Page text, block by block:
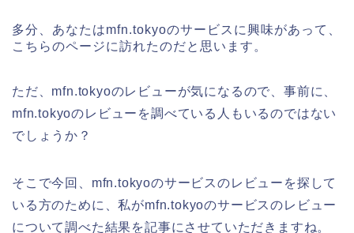
多分、あなたはmfn.tokyoのサービスに興味があって、
こちらのページに訪れたのだと思います。
ただ、mfn.tokyoのレビューが気になるので、事前に、
mfn.tokyoのレビューを調べている人もいるのではない
でしょうか？
そこで今回、mfn.tokyoのサービスのレビューを探して
いる方のために、私がmfn.tokyoのサービスのレビュー
について調べた結果を記事にさせていただきますね。